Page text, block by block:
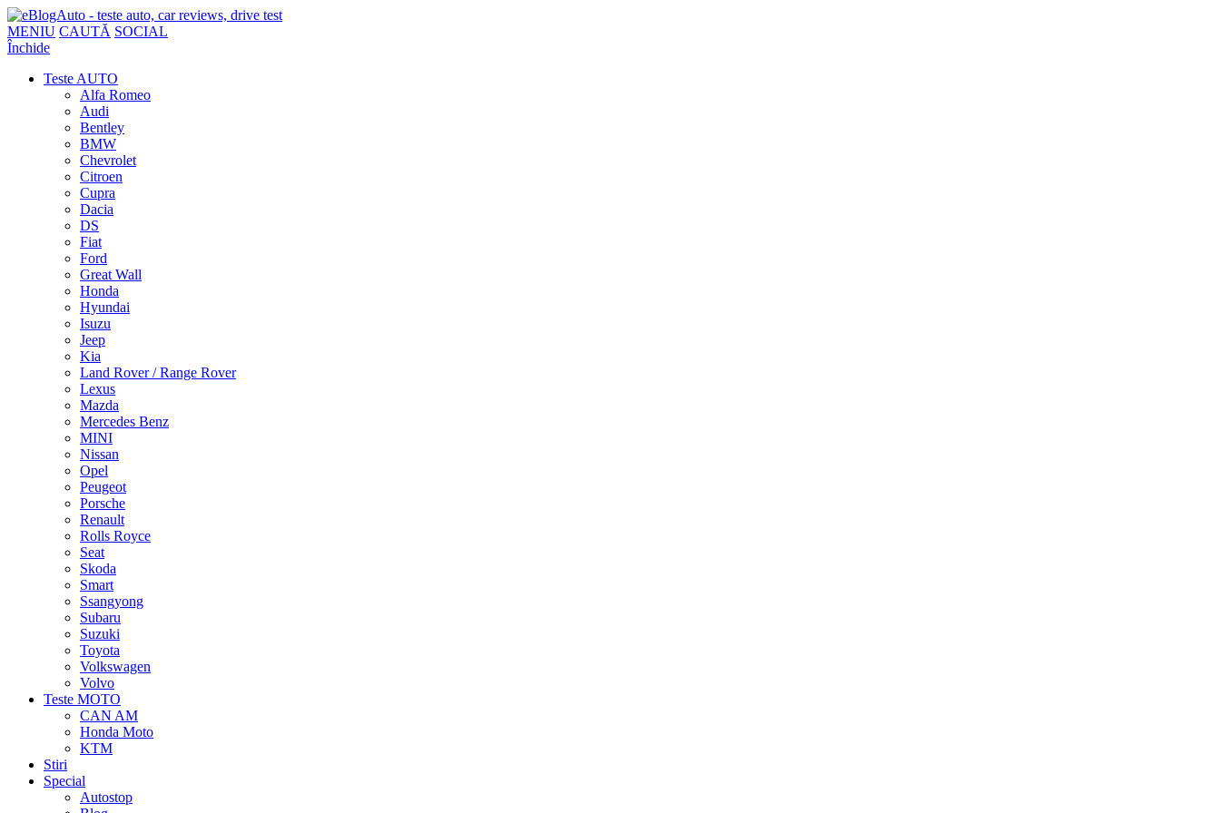
MENIU CAUTĂ SOCIAL
Închide
Teste AUTO
Alfa Romeo
Audi
Bentley
BMW
Chevrolet
Citroen
Cupra
Dacia
DS
Fiat
Ford
Great Wall
Honda
Hyundai
Isuzu
Jeep
Kia
Land Rover / Range Rover
Lexus
Mazda
Mercedes Benz
MINI
Nissan
Opel
Peugeot
Porsche
Renault
Rolls Royce
Seat
Skoda
Smart
Ssangyong
Subaru
Suzuki
Toyota
Volkswagen
Volvo
Teste MOTO
CAN AM
Honda Moto
KTM
Stiri
Special
Autostop